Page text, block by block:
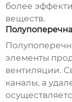
более
веществ.
элементы
вентиляции.
каналы, а